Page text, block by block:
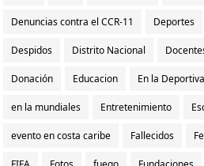
Denuncias contra el CCR-11 Deportes
Despidos Distrito Nacional
Donación Educacion En la
en la mundiales Entretenimiento
evento en costa caribe Fallecidos